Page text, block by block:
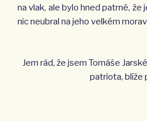
na vlak, ale bylo hned patrné, že
nic neubral na jeho velkém
Jem rád, že jsem Tomáše
patriota, blíže